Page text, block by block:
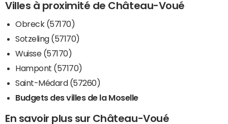
Villes à proximité de Château-Voué
Obreck (57170)
Sotzeling (57170)
Wuisse (57170)
Hampont (57170)
Saint-Médard (57260)
Budgets des villes de la Moselle
En savoir plus sur Château-Voué